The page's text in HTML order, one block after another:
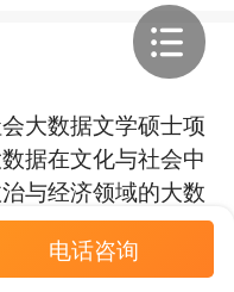
大数据文学硕士项
据在文化与社会中
与经济领域的大数
根据研究兴趣点选
完成小组课题。伦
电话咨询